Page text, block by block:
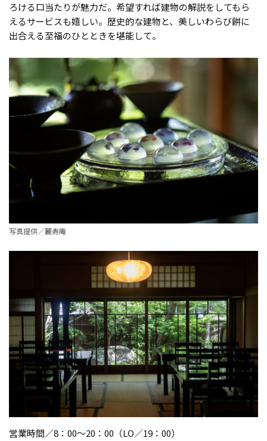
ろける口当たりが魅力だ。希望すれば建物の解説をしてもら
えるサービスも嬉しい。歴史的な建物と、美しいわらび餅に
出合える至福のひとときを堪能して。
写真提供／麓寿庵
営業時間／8：00〜20：00（LO／19：00）